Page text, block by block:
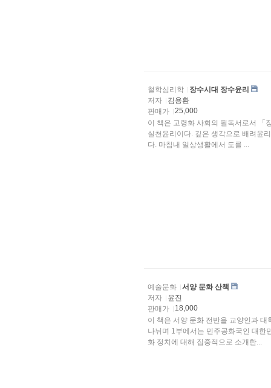
철학심리학
장수시대 장수윤리
저자
김용환
판매가
25,000
이 책은 고령화 사회의 필독서로서 「
실천윤리이다. 깊은 생각으로 배려윤
다. 마침내 일상생활에서 도를 ...
예술문화
서양 문화 산책
저자
윤진
판매가
18,000
이 책은 서양 문화 전반을 교양인과
나뉘며 1부에서는 민주공화국인 대한
화 정치에 대해 집중적으로 소개한...